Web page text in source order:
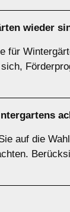
wieder
für
auf die